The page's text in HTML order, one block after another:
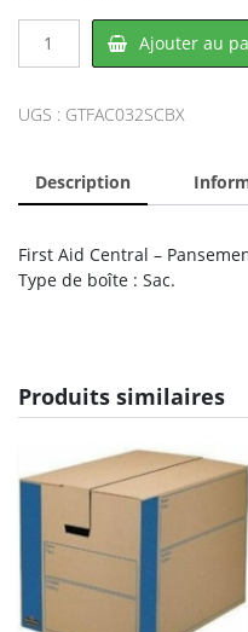
Aid
BX,
ACME
Ajouter au
UGS : GTFAC032SCBX
Description
First Aid Central –
Type de boîte : Sac.
Produits similaires